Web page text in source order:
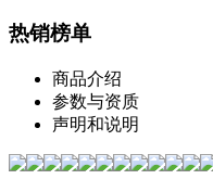
热销榜单
商品介绍
参数与资质
声明和说明